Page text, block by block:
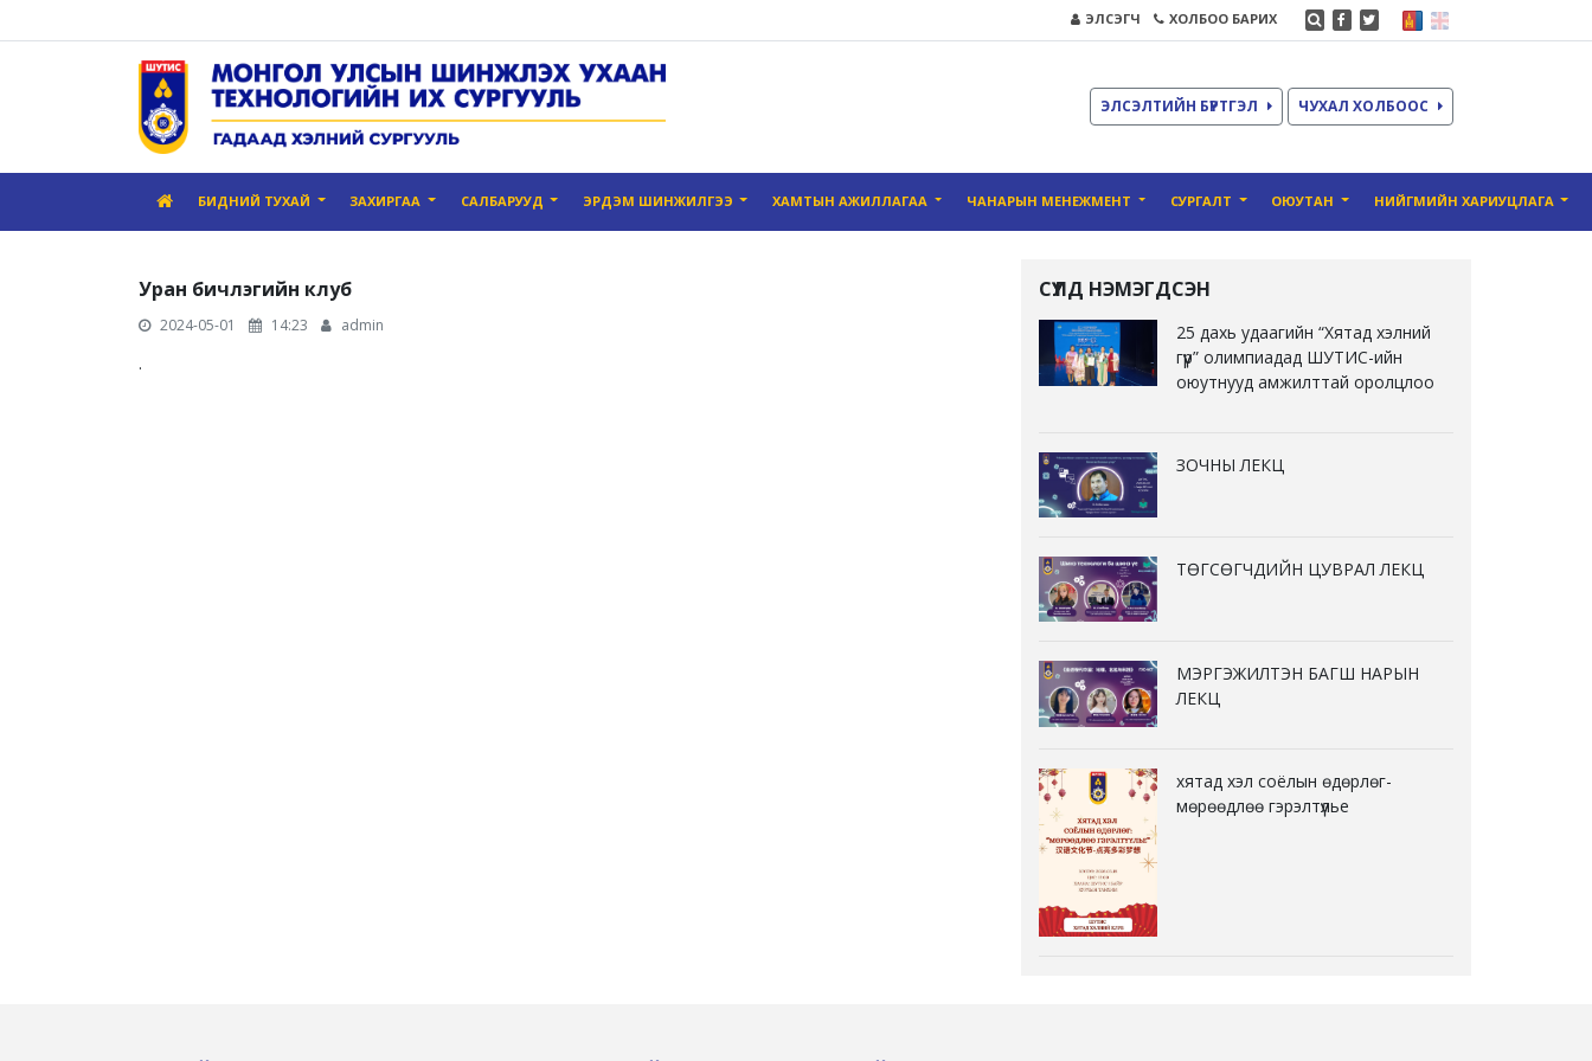
ЭЛСЭГЧ ХОЛБОО БАРИХ
ЭЛСЭЛТИЙН БҮРТГЭЛ ЧУХАЛ ХОЛБООС
БИДНИЙ ТУХАЙ ЗАХИРГАА САЛБАРУУД ЭРДЭМ ШИНЖИЛГЭЭ ХАМТЫН АЖИЛЛАГАА ЧАНАРЫН МЕНЕЖМЕНТ СУРГАЛТ ОЮУТАН НИЙГМИЙН ХАРИУЦЛАГА
Уран бичлэгийн клуб
2024-05-01 14:23 admin
.
СҮҮЛД НЭМЭГДСЭН
25 дахь удаагийн “Хятад хэлний
гүүр” олимпиадад ШУТИС-ийн
оюутнууд амжилттай оролцлоо
ЗОЧНЫ ЛЕКЦ
ТӨГСӨГЧДИЙН ЦУВРАЛ ЛЕКЦ
МЭРГЭЖИЛТЭН БАГШ НАРЫН
ЛЕКЦ
хятад хэл соёлын өдөрлөг-
мөрөөдлөө гэрэлтүүлье